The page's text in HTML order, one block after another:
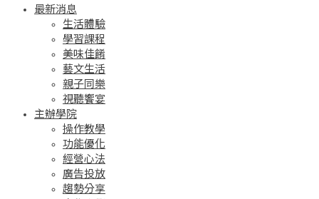
最新消息
生活體驗
學習課程
美味佳餚
藝文生活
親子同樂
視聽饗宴
主辦學院
操作教學
功能優化
經營心法
廣告投放
趨勢分享